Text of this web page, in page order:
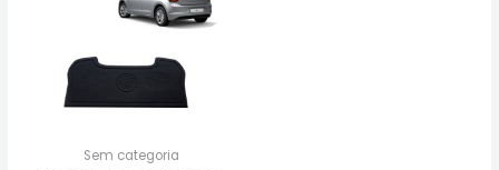
Sem categoria